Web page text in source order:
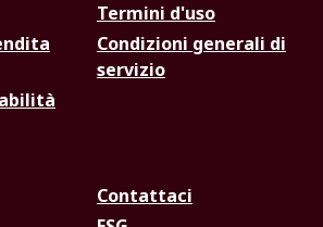
Termini d'uso
Condizioni generali di
servizio
Contattaci